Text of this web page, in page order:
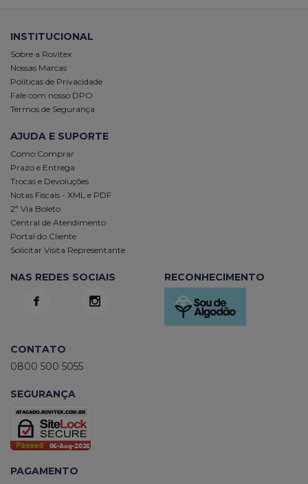
INSTITUCIONAL
Sobre a Rovitex
Nossas Marcas
Políticas de Privacidade
Fale com nosso DPO
Termos de Segurança
AJUDA E SUPORTE
Como Comprar
Prazo e Entrega
Trocas e Devoluções
Notas Fiscais - XML e PDF
2ª Via Boleto
Central de Atendimento
Portal do Cliente
Solicitar Visita Representante
NAS REDES SOCIAIS
CONTATO
0800 500 5055
RECONHECIMENTO
SEGURANÇA
PAGAMENTO